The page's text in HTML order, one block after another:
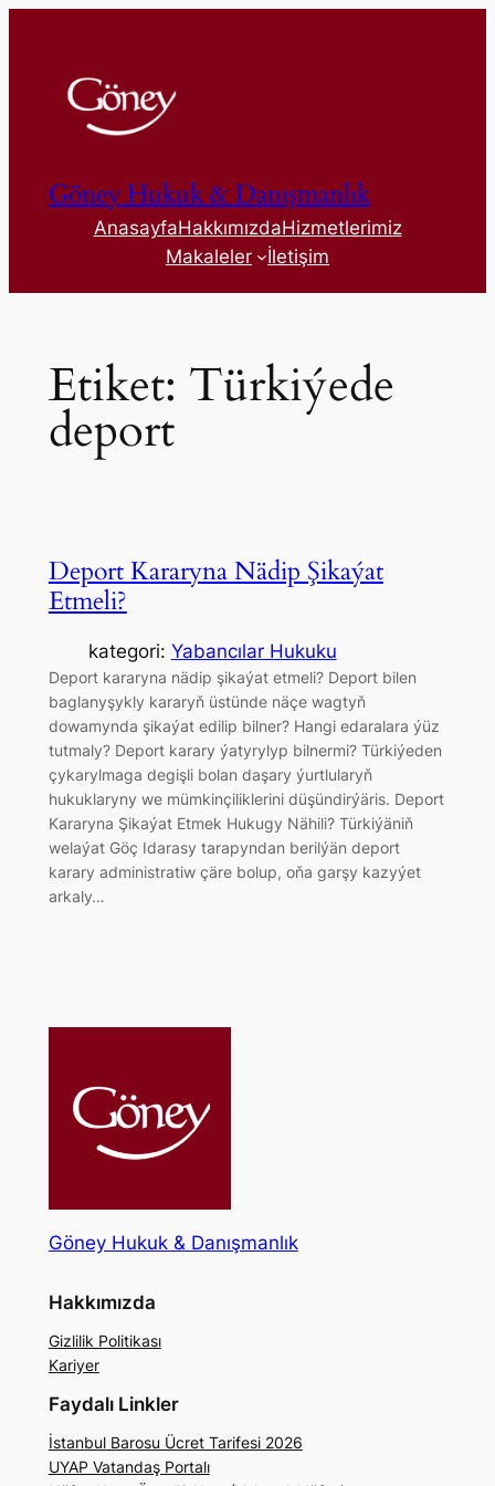
Göney Hukuk & Danışmanlık
AnasayfaHakkımızdaHizmetlerimiz
Makaleler
İletişim
Etiket: Türkiýede
deport
Deport Kararyna Nädip Şikaýat
Etmeli?
kategori: Yabancılar Hukuku
Deport kararyna nädip şikaýat etmeli? Deport bilen
baglanyşykly kararyň üstünde näçe wagtyň
dowamynda şikaýat edilip bilner? Hangi edaralara ýüz
tutmaly? Deport karary ýatyrylyp bilnermi? Türkiýeden
çykarylmaga degişli bolan daşary ýurtlularyň
hukuklaryny we mümkinçiliklerini düşündirýäris. Deport
Kararyna Şikaýat Etmek Hukugy Nähili? Türkiýäniň
welaýat Göç Idarasy tarapyndan berilýän deport
karary administratiw çäre bolup, oňa garşy kazyýet
arkaly…
Göney Hukuk & Danışmanlık
Hakkımızda
Gizlilik Politikası
Kariyer
Faydalı Linkler
İstanbul Barosu Ücret Tarifesi 2026
UYAP Vatandaş Portalı